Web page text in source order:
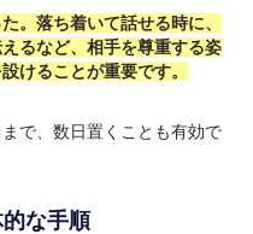
。落ち着いて話せる時に、
るなど、相手を尊重する姿
けることが重要です。
で、数日置くことも有効で
な手順